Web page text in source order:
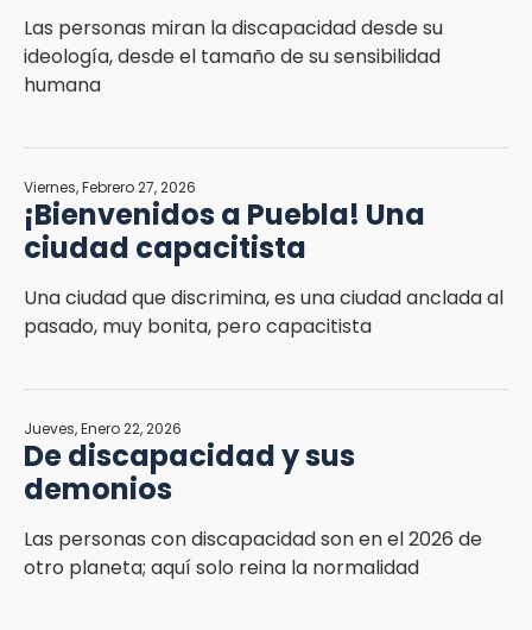
Las personas miran la discapacidad desde su
ideología, desde el tamaño de su sensibilidad
humana
Viernes, Febrero 27, 2026
¡Bienvenidos a Puebla! Una
ciudad capacitista
Una ciudad que discrimina, es una ciudad anclada al
pasado, muy bonita, pero capacitista
Jueves, Enero 22, 2026
De discapacidad y sus
demonios
Las personas con discapacidad son en el 2026 de
otro planeta; aquí solo reina la normalidad